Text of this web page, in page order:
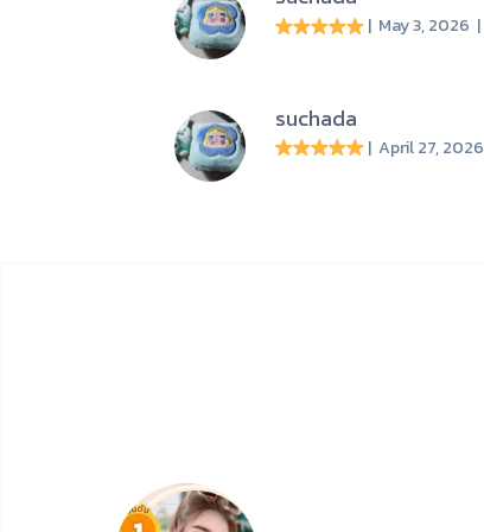
| May 3, 2026 |
suchada
| April 27, 2026